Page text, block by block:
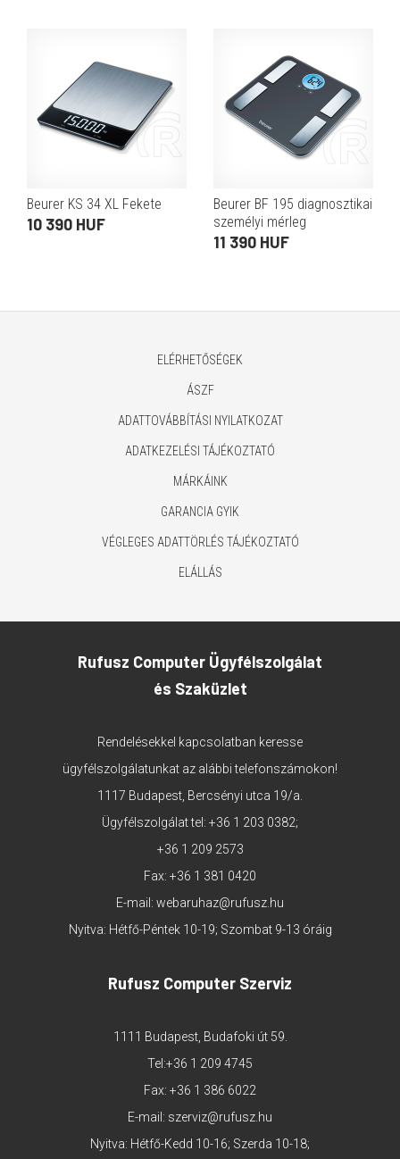
Beurer KS 34 XL Fekete
10 390 HUF
Beurer BF 195 diagnosztikai
személyi mérleg
11 390 HUF
ELÉRHETŐSÉGEK
ÁSZF
ADATTOVÁBBÍTÁSI NYILATKOZAT
ADATKEZELÉSI TÁJÉKOZTATÓ
MÁRKÁINK
GARANCIA GYIK
VÉGLEGES ADATTÖRLÉS TÁJÉKOZTATÓ
ELÁLLÁS
Rufusz Computer Ügyfélszolgálat
és Szaküzlet
Rendelésekkel kapcsolatban keresse
ügyfélszolgálatunkat az alábbi telefonszámokon!
1117 Budapest, Bercsényi utca 19/a.
Ügyfélszolgálat tel: +36 1 203 0382;
+36 1 209 2573
Fax: +36 1 381 0420
E-mail: webaruhaz@rufusz.hu
Nyitva: Hétfő-Péntek 10-19; Szombat 9-13 óráig
Rufusz Computer Szerviz
1111 Budapest, Budafoki út 59.
Tel:+36 1 209 4745
Fax: +36 1 386 6022
E-mail: szerviz@rufusz.hu
Nyitva: Hétfő-Kedd 10-16; Szerda 10-18;